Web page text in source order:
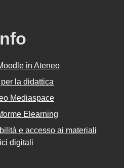
in Ateneo
la didattica
Mediaspace
Elearning
e accesso ai materiali
digitali